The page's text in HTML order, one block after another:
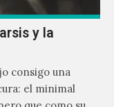
y la
consigo una
el minimal